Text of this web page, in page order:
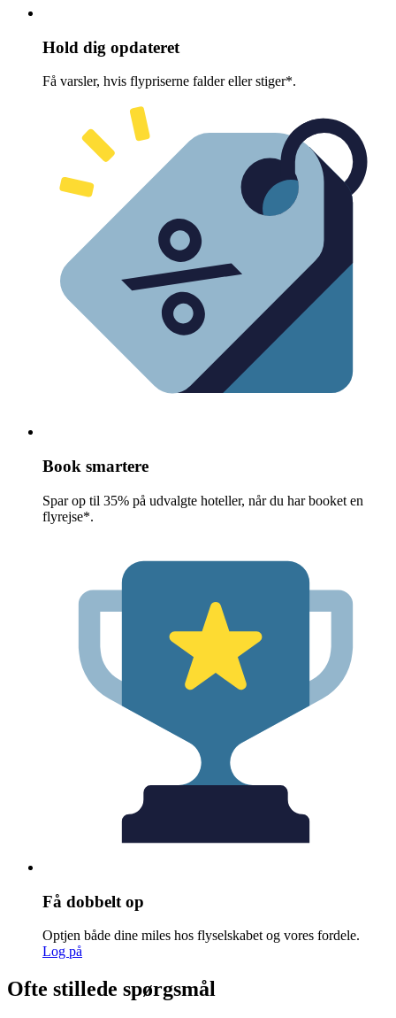
Hold dig opdateret
Få varsler, hvis flypriserne falder eller stiger*.
Book smartere
Spar op til 35% på udvalgte hoteller, når du har booket en
flyrejse*.
Få dobbelt op
Optjen både dine miles hos flyselskabet og vores fordele.
Log på
Ofte stillede spørgsmål